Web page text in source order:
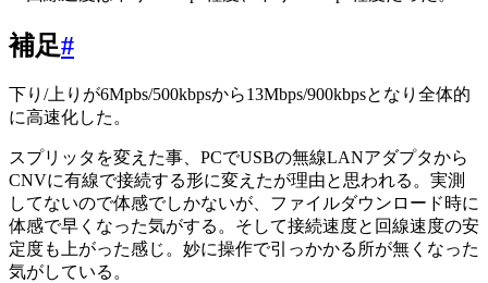
補足#
下り/上りが6Mpbs/500kbpsから13Mbps/900kbpsとなり全体的
に高速化した。
スプリッタを変えた事、PCでUSBの無線LANアダプタから
CNVに有線で接続する形に変えたが理由と思われる。実測
してないので体感でしかないが、ファイルダウンロード時に
体感で早くなった気がする。そして接続速度と回線速度の安
定度も上がった感じ。妙に操作で引っかかる所が無くなった
気がしている。